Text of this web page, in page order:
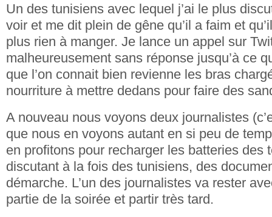
Un des tunisiens avec lequel j’ai le plus
voir et me dit plein de gêne qu’il a faim et
plus rien à manger. Je lance un appel sur
malheureusement sans réponse jusqu’à ce
que l’on connait bien revienne les bras
nourriture à mettre dedans pour faire des
A nouveau nous voyons deux journalistes
que nous en voyons autant en si peu de
en profitons pour recharger les batteries des
discutant à la fois des tunisiens, des
démarche. L’un des journalistes va rester
partie de la soirée et partir très tard.